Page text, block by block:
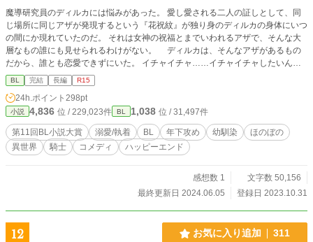
魔導研究員のディルカには悩みがあった。 愛し愛される二人の証しとして、同
じ場所に同じアザが発現するという『花祝紋』が独り身のディルカの身体にいつ
の間にか現れていたのだ。 それは女神の祝福とまでいわれるアザで、そんな大
層なもの誰にも見せられるわけがない。 ディルカは、そんなアザがあるもの
だから、誰とも恋愛できずにいた。 イチャイチャ……イチャイチャしたいんで
すけど？！ □■ 少しでも楽しんでいただけたら嬉しいです！ 完結しました。 応
援していただきありがとうございます！ □■ 第11回BL大賞では、ポイントを入
れてくださった皆様、またお読みくださった皆様、どうもありがとうございまし
たm(__)m
BL 完結 長編 R15
24h.ポイント 298pt
小説 4,836 位 / 229,023件 BL 1,038 位 / 31,497件
第11回BL小説大賞 溺愛/執着 BL 年下攻め 幼馴染
ほのぼの
異世界
騎士 コメディ ハッピーエンド
感想数 1
文字数 50,156
最終更新日 2024.06.05
登録日 2023.10.31
12 お気に入り追加 311